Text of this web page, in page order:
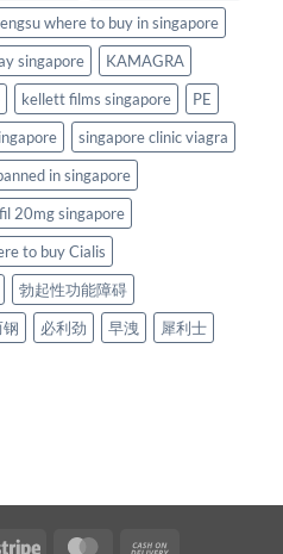
where to buy in singapore
singapore
KAMAGRA
kellett films singapore
PE
singapore clinic viagra
in singapore
20mg singapore
to buy Cialis
勃起性功能障碍
钢 必利劲 早洩
犀利士
Stripe MasterCard